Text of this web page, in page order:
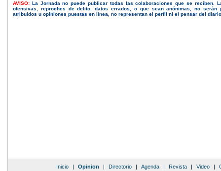
AVISO: La Jornada no puede publicar todas las colaboraciones que se reciben.
ofensivas, reproches de delito, datos errados, o que sean anónimas, no serán
atribuidos u opiniones puestas en línea, no representan el perfil ni el pensar del
Inicio | Opinion | Directorio | Agenda | Revista | Video |